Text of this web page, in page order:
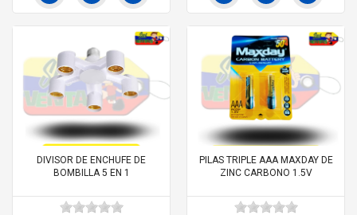
DIVISOR DE ENCHUFE DE
BOMBILLA 5 EN 1
PILAS TRIPLE AAA MAXDAY DE
ZINC CARBONO 1.5V